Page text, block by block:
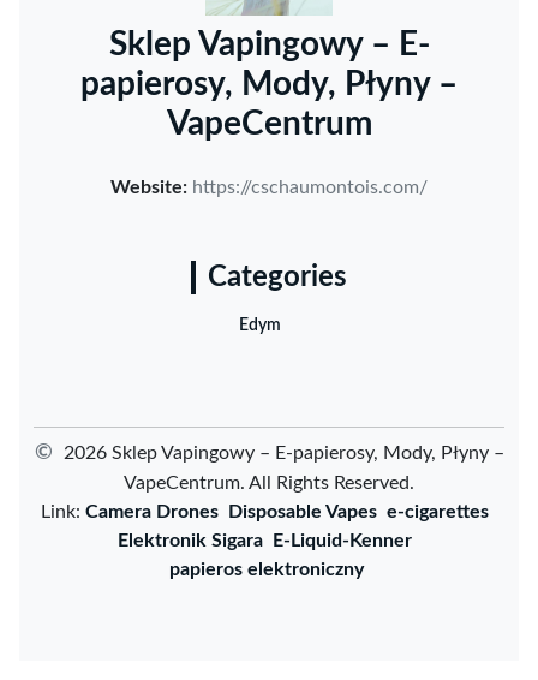
Sklep Vapingowy – E-
papierosy, Mody, Płyny –
VapeCentrum
Website: https://cschaumontois.com/
Categories
Edym
©
2026 Sklep Vapingowy – E-papierosy, Mody, Płyny –
VapeCentrum. All Rights Reserved.
Link: Camera Drones Disposable Vapes e-cigarettes
Elektronik Sigara
E-Liquid-Kenner
papieros elektroniczny